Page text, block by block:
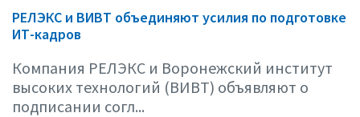
РЕЛЭКС и ВИВТ объединяют усилия по подготовке
ИТ-кадров
Компания РЕЛЭКС и Воронежский институт
высоких технологий (ВИВТ) объявляют о
подписании согл...